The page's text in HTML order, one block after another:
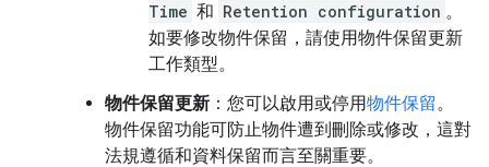
Time 和 Retention configuration 。
如要修改物件保留，請使用物件保留更新
工作類型。
物件保留更新 ：您可以啟用或停用物件保留。
物件保留功能可防止物件遭到刪除或修改，這對
法規遵循和資料保留而言至關重要。